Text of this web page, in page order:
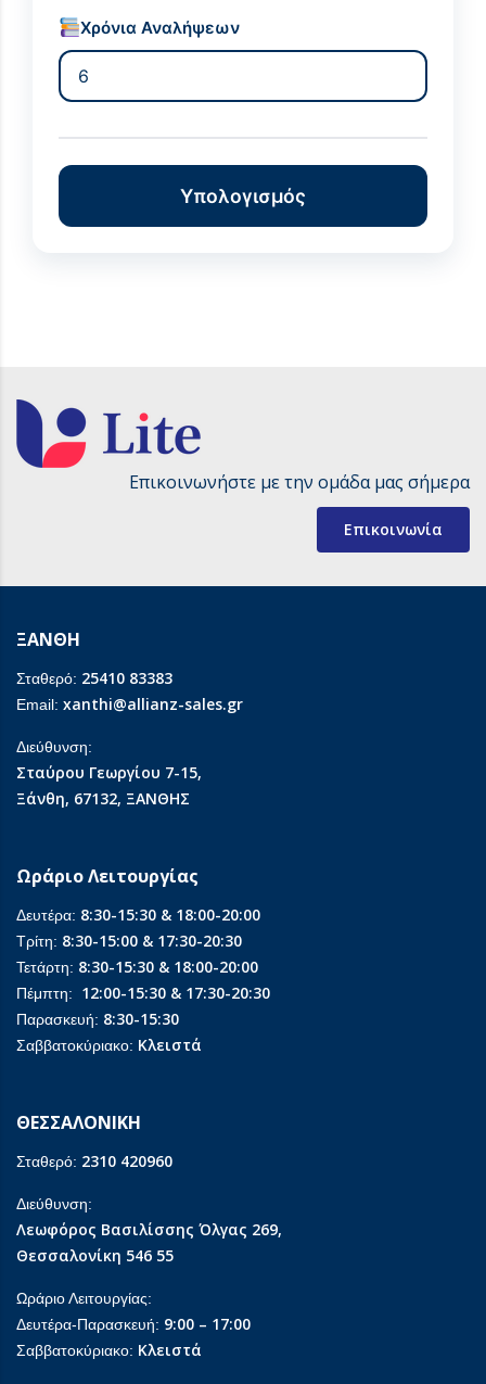
Χρόνια Αναλήψεων
Υπολογισμός
Επικοινωνήστε με την ομάδα μας σήμερα
Επικοινωνία
ΞΑΝΘΗ
Σταθερό: 25410 83383
Email: xanthi@allianz-sales.gr
Διεύθυνση:
Σταύρου Γεωργίου 7-15,
Ξάνθη, 67132, ΞΑΝΘΗΣ
Ωράριο Λειτουργίας
Δευτέρα: 8:30-15:30 & 18:00-20:00
Τρίτη: 8:30-15:00 & 17:30-20:30
Τετάρτη: 8:30-15:30 & 18:00-20:00
Πέμπτη: 12:00-15:30 & 17:30-20:30
Παρασκευή: 8:30-15:30
Σαββατοκύριακο: Κλειστά
ΘΕΣΣΑΛΟΝΙΚΗ
Σταθερό: 2310 420960
Διεύθυνση:
Λεωφόρος Βασιλίσσης Όλγας 269,
Θεσσαλονίκη 546 55
Ωράριο Λειτουργίας:
Δευτέρα-Παρασκευή: 9:00 – 17:00
Σαββατοκύριακο: Κλειστά